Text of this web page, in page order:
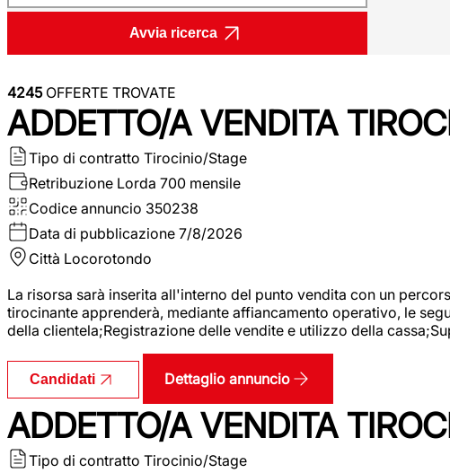
Avvia ricerca
4245OFFERTE TROVATE
ADDETTO/A VENDITA
Tipo di contratto Tirocinio/Stage
Retribuzione Lorda 700 mensile
Codice annuncio 350238
Data di pubblicazione 7/8/2026
Città Locorotondo
La risorsa sarà inserita all'interno del punto vendita con un
tirocinante apprenderà, mediante affiancamento operativo, le
della clientela;Registrazione delle vendite e utilizzo della
Candidati Dettaglio annuncio
ADDETTO/A VENDITA
Tipo di contratto Tirocinio/Stage